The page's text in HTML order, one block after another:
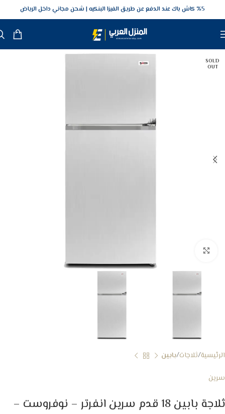
5‎% كاش باك عند الدفع عن طريق الفيزا البنكيه شحن مجاني داخل الرياض
SOLD
OUT
الرئيسية ثلاجات بابين
سرين
ثلاجة بابين 18 قدم سرين انفرتر – نوفروست –